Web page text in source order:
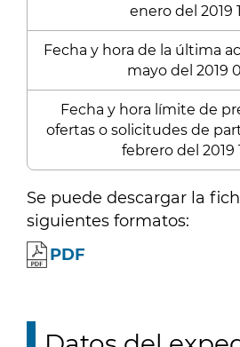
enero del 2019
Fecha y hora de la última
mayo del 2019
Fecha y hora límite de
ofertas o solicitudes de
febrero del 2019
Se puede descargar la
siguientes formatos:
PDF